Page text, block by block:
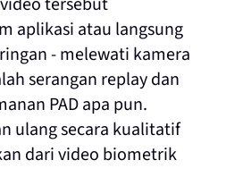
aplikasi atau langsung
- melewati kamera
serangan replay dan
PAD apa pun.
ulang secara kualitatif
dari video biometrik